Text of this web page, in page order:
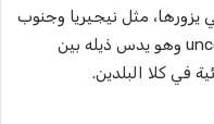
يزورها، مثل نيجيريا وجنوب
أفريقيا، بالباب الخلفي unceremoniously وهو يدس ذيله بين
في كلا البلدين.